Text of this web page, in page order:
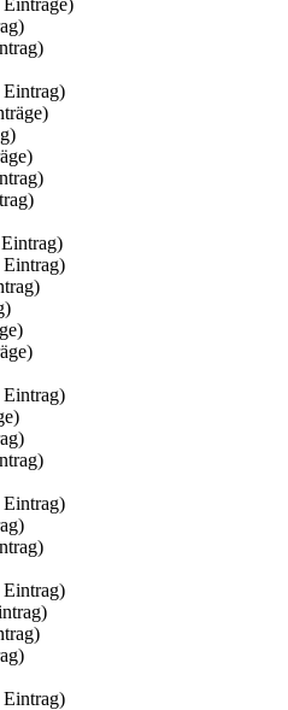
Eintrag)
Eintrag)
Eintrag)
Eintrag)
Eintrag)
Eintrag)